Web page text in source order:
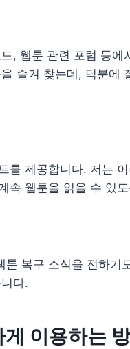
, 웹툰 관련 포럼 등에
즐겨 찾는데, 덕분에
를 제공합니다. 저는
속 웹툰을 읽을 수 있
복구 소식을 전하기
다.
이용하는